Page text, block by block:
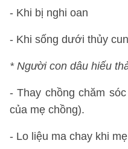
- Khi bị nghi oan
- Khi sống dưới thủy
* Người con dâu hiếu
- Thay chồng chăm
của mẹ chồng).
- Lo liệu ma chay khi